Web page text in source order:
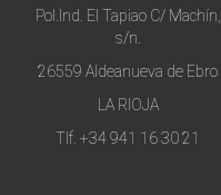
Pol.Ind. El Tapiao C/ Machín,
s/n.
26559 Aldeanueva de Ebro
LA RIOJA
Tlf.+34 941 16 30 21